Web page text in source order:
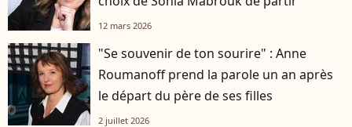
12 mars 2026
"Se souvenir de ton sourire" : Anne
Roumanoff prend la parole un an après
le départ du père de ses filles
2 juillet 2026